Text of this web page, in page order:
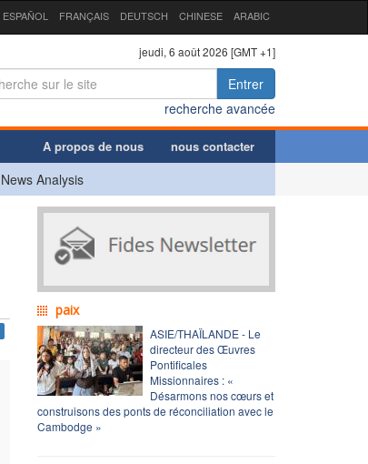
ESPAÑOL FRANÇAIS DEUTSCH CHINESE ARABIC
jeudi, 6 août 2026 [GMT +1]
Entrer
recherche avancée
A propos de nous nous contacter
News Analysis
paix
ASIE/THAÏLANDE - Le
directeur des Œuvres
Pontificales
Missionnaires : «
Désarmons nos cœurs et
construisons des ponts de réconciliation avec le
Cambodge »